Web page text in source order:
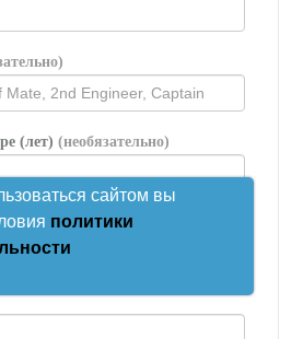
(лет)(необязательно)
(необязательно)
сайтом вы
политики